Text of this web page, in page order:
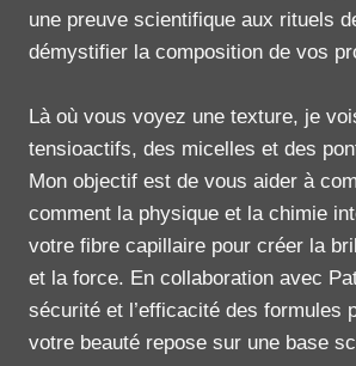
une preuve scientifique aux rituels
démystifier la composition de vos
Là où vous voyez une texture, je
tensioactifs, des micelles et des
Mon objectif est de vous aider à
comment la physique et la chimie
votre fibre capillaire pour créer la
et la force. En collaboration avec
sécurité et l’efficacité des formules
votre beauté repose sur une base